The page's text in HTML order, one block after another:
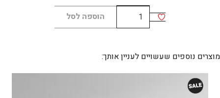
כמות
של
Wall
הוספה לסל
מוצרים נוספים שעשויים לעניין אותך: